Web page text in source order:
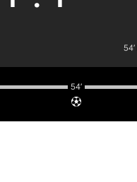
54‎’‎
54‎’‎